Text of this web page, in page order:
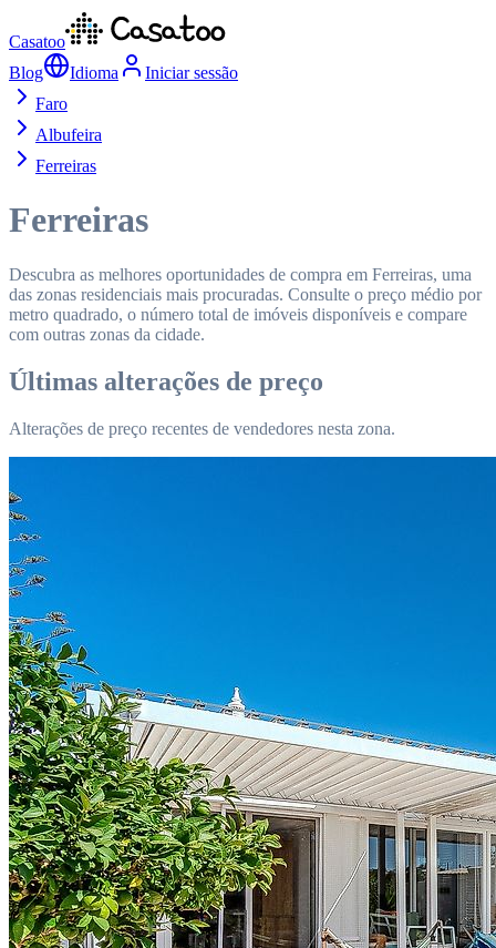
Casatoo
Blog
Idioma
Iniciar sessão
Faro
Albufeira
Ferreiras
Ferreiras
Descubra as melhores oportunidades de compra em Ferreiras, uma
das zonas residenciais mais procuradas. Consulte o preço médio por
metro quadrado, o número total de imóveis disponíveis e compare
com outras zonas da cidade.
Últimas alterações de preço
Alterações de preço recentes de vendedores nesta zona.